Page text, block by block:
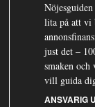
lita på att vi
just det –
smaken
vill guida
ANSVARIG